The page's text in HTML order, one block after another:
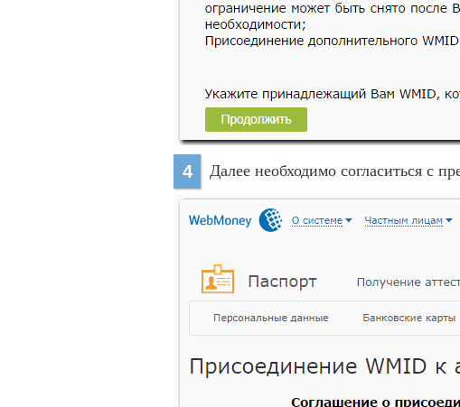
4 Далее необходимо согласиться с